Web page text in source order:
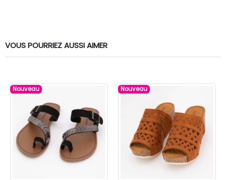
VOUS POURRIEZ AUSSI AIMER
Nouveau Nouveau